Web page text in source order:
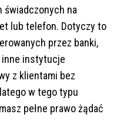
świadczonych na
lub telefon. Dotyczy to
przez banki,
instytucje
z klientami bez
w tego typu
pełne prawo żądać